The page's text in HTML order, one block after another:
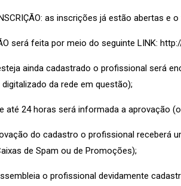
as inscrições já estão abertas
será feita por meio do seguinte LINK:
ainda cadastrado o profissional será
da rede em questão);
até 24 horas será informada a aprovação
do cadastro o profissional receberá
de Spam ou de Promoções);
o profissional devidamente